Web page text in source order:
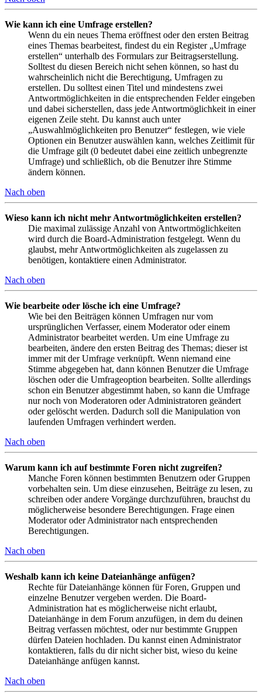
Wie kann ich eine Umfrage erstellen?
Wenn du ein neues Thema eröffnest oder den ersten Beitrag
eines Themas bearbeitest, findest du ein Register „Umfrage
erstellen“ unterhalb des Formulars zur Beitragserstellung.
Solltest du diesen Bereich nicht sehen können, so hast du
wahrscheinlich nicht die Berechtigung, Umfragen zu
erstellen. Du solltest einen Titel und mindestens zwei
Antwortmöglichkeiten in die entsprechenden Felder eingeben
und dabei sicherstellen, dass jede Antwortmöglichkeit in einer
eigenen Zeile steht. Du kannst auch unter
„Auswahlmöglichkeiten pro Benutzer“ festlegen, wie viele
Optionen ein Benutzer auswählen kann, welches Zeitlimit für
die Umfrage gilt (0 bedeutet dabei eine zeitlich unbegrenzte
Umfrage) und schließlich, ob die Benutzer ihre Stimme
ändern können.
Nach oben
Wieso kann ich nicht mehr Antwortmöglichkeiten erstellen?
Die maximal zulässige Anzahl von Antwortmöglichkeiten
wird durch die Board-Administration festgelegt. Wenn du
glaubst, mehr Antwortmöglichkeiten als zugelassen zu
benötigen, kontaktiere einen Administrator.
Nach oben
Wie bearbeite oder lösche ich eine Umfrage?
Wie bei den Beiträgen können Umfragen nur vom
ursprünglichen Verfasser, einem Moderator oder einem
Administrator bearbeitet werden. Um eine Umfrage zu
bearbeiten, ändere den ersten Beitrag des Themas; dieser ist
immer mit der Umfrage verknüpft. Wenn niemand eine
Stimme abgegeben hat, dann können Benutzer die Umfrage
löschen oder die Umfrageoption bearbeiten. Sollte allerdings
schon ein Benutzer abgestimmt haben, so kann die Umfrage
nur noch von Moderatoren oder Administratoren geändert
oder gelöscht werden. Dadurch soll die Manipulation von
laufenden Umfragen verhindert werden.
Nach oben
Warum kann ich auf bestimmte Foren nicht zugreifen?
Manche Foren können bestimmten Benutzern oder Gruppen
vorbehalten sein. Um diese einzusehen, Beiträge zu lesen, zu
schreiben oder andere Vorgänge durchzuführen, brauchst du
möglicherweise besondere Berechtigungen. Frage einen
Moderator oder Administrator nach entsprechenden
Berechtigungen.
Nach oben
Weshalb kann ich keine Dateianhänge anfügen?
Rechte für Dateianhänge können für Foren, Gruppen und
einzelne Benutzer vergeben werden. Die Board-
Administration hat es möglicherweise nicht erlaubt,
Dateianhänge in dem Forum anzufügen, in dem du deinen
Beitrag verfassen möchtest, oder nur bestimmte Gruppen
dürfen Dateien hochladen. Du kannst einen Administrator
kontaktieren, falls du dir nicht sicher bist, wieso du keine
Dateianhänge anfügen kannst.
Nach oben